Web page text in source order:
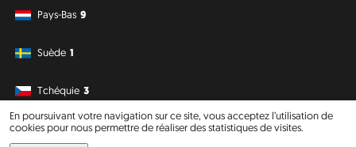
En poursuivant votre navigation sur ce site, vous acceptez l’utilisation de
cookies pour nous permettre de réaliser des statistiques de visites.
Pays-Bas 9
Suède 1
Tchéquie 3
Amérique du Sud Océanie